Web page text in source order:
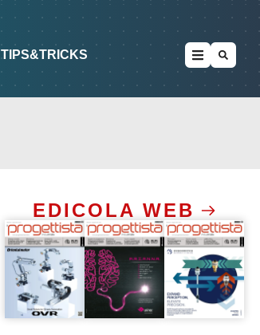
DI PROGETTAZIONE
TIPS&TRICKS
EDICOLA WEB